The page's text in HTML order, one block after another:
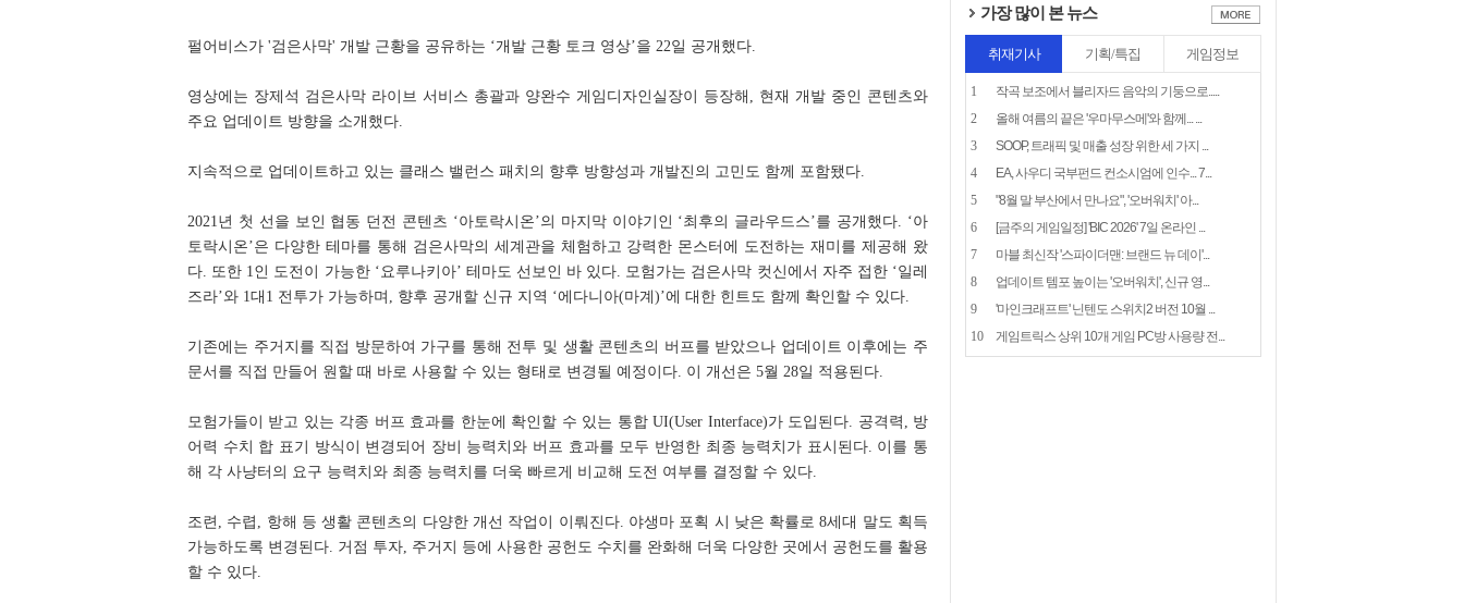
펄어비스가 '검은사막' 개발 근황을 공유하는 ‘개발 근황 토크 영상’을 22일 공개했다.
영상에는 장제석 검은사막 라이브 서비스 총괄과 양완수 게임디자인실장이 등장해, 현재 개발 중인 콘텐츠와
주요 업데이트 방향을 소개했다.
지속적으로 업데이트하고 있는 클래스 밸런스 패치의 향후 방향성과 개발진의 고민도 함께 포함됐다.
2021년 첫 선을 보인 협동 던전 콘텐츠 ‘아토락시온’의 마지막 이야기인 ‘최후의 글라우드스’를 공개했다. ‘아
토락시온’은 다양한 테마를 통해 검은사막의 세계관을 체험하고 강력한 몬스터에 도전하는 재미를 제공해 왔
다. 또한 1인 도전이 가능한 ‘요루나키아’ 테마도 선보인 바 있다. 모험가는 검은사막 컷신에서 자주 접한 ‘일레
즈라’와 1대1 전투가 가능하며, 향후 공개할 신규 지역 ‘에다니아(마계)’에 대한 힌트도 함께 확인할 수 있다.
기존에는 주거지를 직접 방문하여 가구를 통해 전투 및 생활 콘텐츠의 버프를 받았으나 업데이트 이후에는 주
문서를 직접 만들어 원할 때 바로 사용할 수 있는 형태로 변경될 예정이다. 이 개선은 5월 28일 적용된다.
모험가들이 받고 있는 각종 버프 효과를 한눈에 확인할 수 있는 통합 UI(User Interface)가 도입된다. 공격력, 방
어력 수치 합 표기 방식이 변경되어 장비 능력치와 버프 효과를 모두 반영한 최종 능력치가 표시된다. 이를 통
해 각 사냥터의 요구 능력치와 최종 능력치를 더욱 빠르게 비교해 도전 여부를 결정할 수 있다.
조련, 수렵, 항해 등 생활 콘텐츠의 다양한 개선 작업이 이뤄진다. 야생마 포획 시 낮은 확률로 8세대 말도 획득
가능하도록 변경된다. 거점 투자, 주거지 등에 사용한 공헌도 수치를 완화해 더욱 다양한 곳에서 공헌도를 활용
할 수 있다.
가장 많이 본 뉴스
취재기사 기획/특집 게임정보
1
작곡 보조에서 블리자드 음악의 기둥으로.....
2
올해 여름의 끝은 '우마무스메'와 함께... ...
3
SOOP, 트래픽 및 매출 성장 위한 세 가지 ...
4
EA, 사우디 국부펀드 컨소시엄에 인수... 7...
5
"8월 말 부산에서 만나요", '오버워치' 아...
6
[금주의 게임일정] 'BIC 2026' 7일 온라인 ...
7
마블 최신작 '스파이더맨: 브랜드 뉴 데이'...
8
업데이트 템포 높이는 '오버워치', 신규 영...
9
'마인크래프트' 닌텐도 스위치2 버전 10월 ...
10
게임트릭스 상위 10개 게임 PC방 사용량 전...